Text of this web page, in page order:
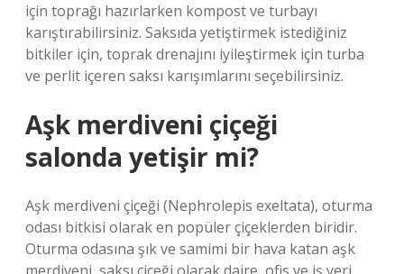
için toprağı hazırlarken kompost ve turbayı
karıştırabilirsiniz. Saksıda yetiştirmek istediğiniz
bitkiler için, toprak drenajını iyileştirmek için turba
ve perlit içeren saksı karışımlarını seçebilirsiniz.
Aşk merdiveni çiçeği
salonda yetişir mi?
Aşk merdiveni çiçeği (Nephrolepis exeltata), oturma
odası bitkisi olarak en popüler çiçeklerden biridir.
Oturma odasına şık ve samimi bir hava katan aşk